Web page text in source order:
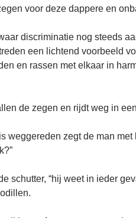
voor deze dappere en
discriminatie nog steeds
een lichtend voorbeeld
en rassen met elkaar in
de zegen en rijdt weg in
weggereden zegt de man met
schutter, “hij weet in ieder